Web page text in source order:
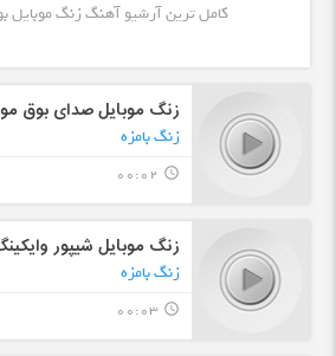
کامل ترین آرشیو آهنگ زنگ موبایل
زنگ موبایل صدای بوق
زنگ بامزه
query_builder
00:02
زنگ موبایل شیپور
زنگ بامزه
query_builder
00:03